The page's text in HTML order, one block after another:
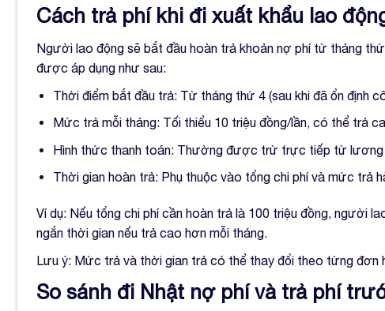
Cách trả phí khi đi xuất khẩu lao
Người lao động sẽ bắt đầu hoàn trả khoản nợ phí từ tháng
được áp dụng như sau:
Thời điểm bắt đầu trả: Từ tháng thứ 4 (sau khi đã ổn định
Mức trả mỗi tháng: Tối thiểu 10 triệu đồng/lần, có thể trả
Hình thức thanh toán: Thường được trừ trực tiếp từ lương
Thời gian hoàn trả: Phụ thuộc vào tổng chi phí và mức trả
Ví dụ: Nếu tổng chi phí cần hoàn trả là 100 triệu đồng, người
ngắn thời gian nếu trả cao hơn mỗi tháng.
Lưu ý: Mức trả và thời gian trả có thể thay đổi theo từng đơn
So sánh đi Nhật nợ phí và trả phí